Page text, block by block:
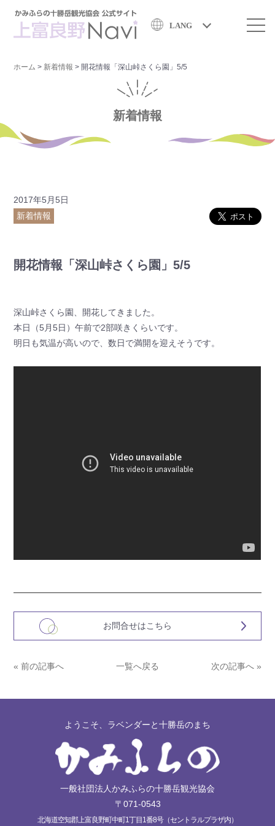
LANG
ホーム > 新着情報 > 開花情報「深山峠さくら園」5/5
新着情報
2017年5月5日
新着情報
開花情報「深山峠さくら園」5/5
深山峠さくら園、開花してきました。
本日（5月5日）午前で2部咲きくらいです。
明日も気温が高いので、数日で満開を迎えそうです。
お問合せはこちら
« 前の記事へ 一覧へ戻る 次の記事へ »
ようこそ、ラベンダーと十勝岳のまち
一般社団法人かみふらの十勝岳観光協会
〒071-0543
北海道空知郡上富良野町中町1丁目1番8号（セントラルプラザ内）